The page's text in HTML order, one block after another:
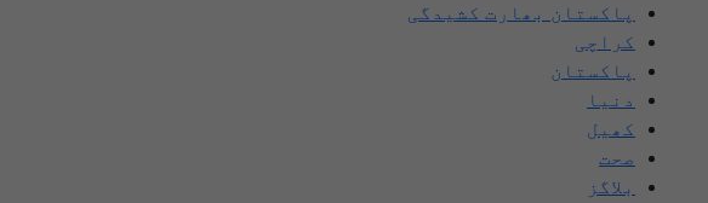
پاکستان بھارت کشیدگی
کراچی
پاکستان
دنیا
کھیل
صحت
بلاگز